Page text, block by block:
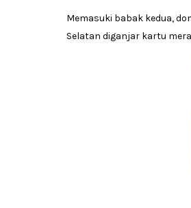
Memasuki babak kedua,
Selatan diganjar kartu